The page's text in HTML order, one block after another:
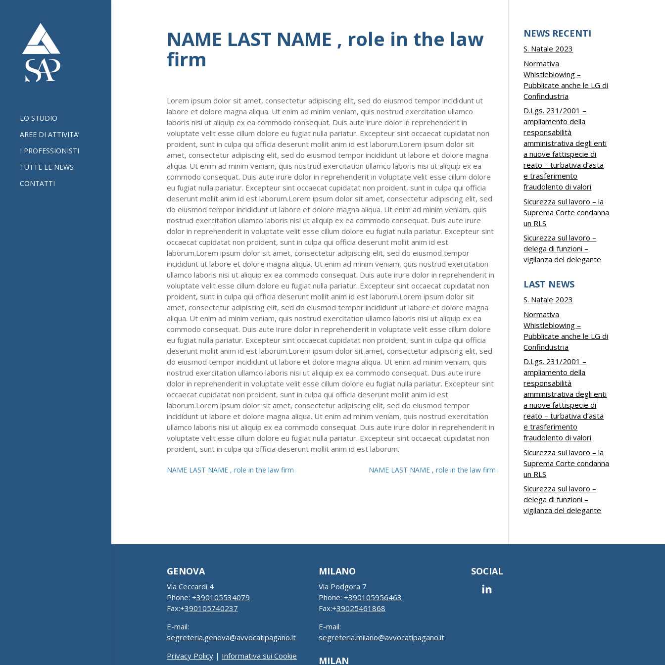
LO STUDIO
AREE DI ATTIVITA’
I PROFESSIONISTI
TUTTE LE NEWS
CONTATTI
NAME LAST NAME , role in the law
firm
Lorem ipsum dolor sit amet, consectetur adipiscing elit, sed do eiusmod tempor incididunt ut
labore et dolore magna aliqua. Ut enim ad minim veniam, quis nostrud exercitation ullamco
laboris nisi ut aliquip ex ea commodo consequat. Duis aute irure dolor in reprehenderit in
voluptate velit esse cillum dolore eu fugiat nulla pariatur. Excepteur sint occaecat cupidatat non
proident, sunt in culpa qui officia deserunt mollit anim id est laborum.Lorem ipsum dolor sit
amet, consectetur adipiscing elit, sed do eiusmod tempor incididunt ut labore et dolore magna
aliqua. Ut enim ad minim veniam, quis nostrud exercitation ullamco laboris nisi ut aliquip ex ea
commodo consequat. Duis aute irure dolor in reprehenderit in voluptate velit esse cillum dolore
eu fugiat nulla pariatur. Excepteur sint occaecat cupidatat non proident, sunt in culpa qui officia
deserunt mollit anim id est laborum.Lorem ipsum dolor sit amet, consectetur adipiscing elit, sed
do eiusmod tempor incididunt ut labore et dolore magna aliqua. Ut enim ad minim veniam, quis
nostrud exercitation ullamco laboris nisi ut aliquip ex ea commodo consequat. Duis aute irure
dolor in reprehenderit in voluptate velit esse cillum dolore eu fugiat nulla pariatur. Excepteur sint
occaecat cupidatat non proident, sunt in culpa qui officia deserunt mollit anim id est
laborum.Lorem ipsum dolor sit amet, consectetur adipiscing elit, sed do eiusmod tempor
incididunt ut labore et dolore magna aliqua. Ut enim ad minim veniam, quis nostrud exercitation
ullamco laboris nisi ut aliquip ex ea commodo consequat. Duis aute irure dolor in reprehenderit in
voluptate velit esse cillum dolore eu fugiat nulla pariatur. Excepteur sint occaecat cupidatat non
proident, sunt in culpa qui officia deserunt mollit anim id est laborum.Lorem ipsum dolor sit
amet, consectetur adipiscing elit, sed do eiusmod tempor incididunt ut labore et dolore magna
aliqua. Ut enim ad minim veniam, quis nostrud exercitation ullamco laboris nisi ut aliquip ex ea
commodo consequat. Duis aute irure dolor in reprehenderit in voluptate velit esse cillum dolore
eu fugiat nulla pariatur. Excepteur sint occaecat cupidatat non proident, sunt in culpa qui officia
deserunt mollit anim id est laborum.Lorem ipsum dolor sit amet, consectetur adipiscing elit, sed
do eiusmod tempor incididunt ut labore et dolore magna aliqua. Ut enim ad minim veniam, quis
nostrud exercitation ullamco laboris nisi ut aliquip ex ea commodo consequat. Duis aute irure
dolor in reprehenderit in voluptate velit esse cillum dolore eu fugiat nulla pariatur. Excepteur sint
occaecat cupidatat non proident, sunt in culpa qui officia deserunt mollit anim id est
laborum.Lorem ipsum dolor sit amet, consectetur adipiscing elit, sed do eiusmod tempor
incididunt ut labore et dolore magna aliqua. Ut enim ad minim veniam, quis nostrud exercitation
ullamco laboris nisi ut aliquip ex ea commodo consequat. Duis aute irure dolor in reprehenderit in
voluptate velit esse cillum dolore eu fugiat nulla pariatur. Excepteur sint occaecat cupidatat non
proident, sunt in culpa qui officia deserunt mollit anim id est laborum.
NAME LAST NAME , role in the law firm NAME LAST NAME , role in the law firm
NEWS RECENTI
S. Natale 2023
Normativa
Whistleblowing –
Pubblicate anche le LG di
Confindustria
D.Lgs. 231/2001 –
ampliamento della
responsabilità
amministrativa degli enti
a nuove fattispecie di
reato – turbativa d’asta
e trasferimento
fraudolento di valori
Sicurezza sul lavoro – la
Suprema Corte condanna
un RLS
Sicurezza sul lavoro –
delega di funzioni –
vigilanza del delegante
LAST NEWS
S. Natale 2023
Normativa
Whistleblowing –
Pubblicate anche le LG di
Confindustria
D.Lgs. 231/2001 –
ampliamento della
responsabilità
amministrativa degli enti
a nuove fattispecie di
reato – turbativa d’asta
e trasferimento
fraudolento di valori
Sicurezza sul lavoro – la
Suprema Corte condanna
un RLS
Sicurezza sul lavoro –
delega di funzioni –
vigilanza del delegante
GENOVA
Via Ceccardi 4
Phone: +390105534079
Fax:+390105740237
E-mail:
segreteria.genova@avvocatipagano.it
Privacy Policy| Informativa sui Cookie
MILANO
Via Podgora 7
Phone: +390105956463
Fax:+39025461868
E-mail:
segreteria.milano@avvocatipagano.it
MILAN
SOCIAL